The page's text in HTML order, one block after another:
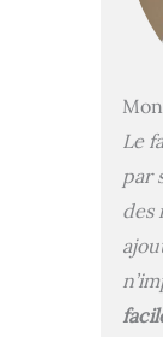
Le
par
des